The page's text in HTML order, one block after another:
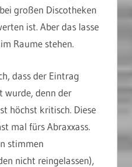
großen Discotheken
ist. Aber das lasse
Raume stehen.
dass der Eintrag
wurde, denn der
höchst kritisch. Diese
mal fürs Abraxxass.
stimmen
nicht reingelassen),